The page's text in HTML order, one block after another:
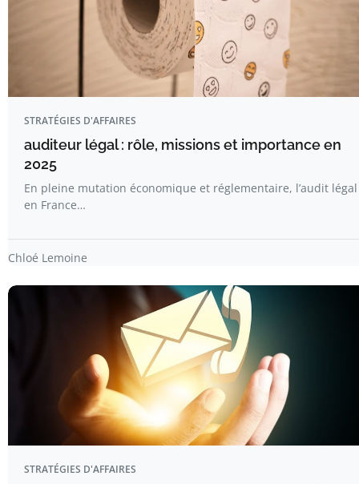
STRATÉGIES D'AFFAIRES
auditeur légal : rôle, missions et importance en
2025
En pleine mutation économique et réglementaire, l’audit légal
en France…
Chloé Lemoine
STRATÉGIES D'AFFAIRES